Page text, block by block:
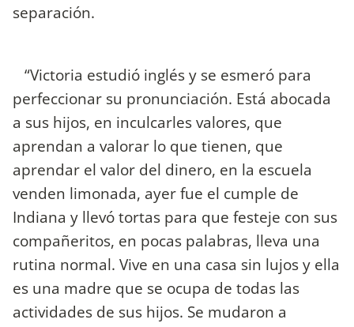
separación.
“Victoria estudió inglés y se esmeró para
perfeccionar su pronunciación. Está abocada
a sus hijos, en inculcarles valores, que
aprendan a valorar lo que tienen, que
aprendar el valor del dinero, en la escuela
venden limonada, ayer fue el cumple de
Indiana y llevó tortas para que festeje con sus
compañeritos, en pocas palabras, lleva una
rutina normal. Vive en una casa sin lujos y ella
es una madre que se ocupa de todas las
actividades de sus hijos. Se mudaron a